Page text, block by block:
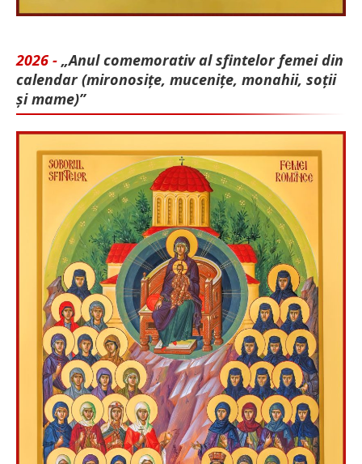
2026 - „Anul comemorativ al sfintelor femei din
calendar (mironosițe, mu­cenițe, monahii, soții
și mame)”